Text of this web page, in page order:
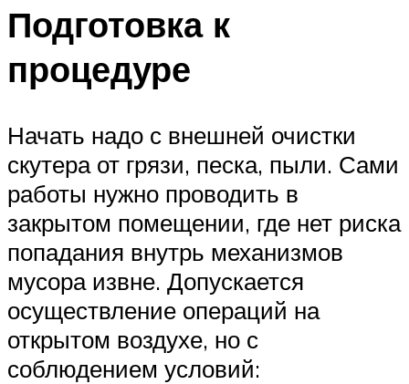
Подготовка к
процедуре
Начать надо с внешней очистки
скутера от грязи, песка, пыли. Сами
работы нужно проводить в
закрытом помещении, где нет риска
попадания внутрь механизмов
мусора извне. Допускается
осуществление операций на
открытом воздухе, но с
соблюдением условий: